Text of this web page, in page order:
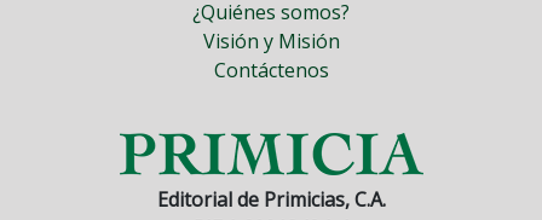
¿Quiénes somos?
Visión y Misión
Contáctenos
Editorial de Primicias, C.A.